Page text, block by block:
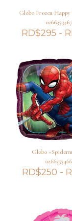
Globo Frozen
RD$295 -
Globo
RD$250 -